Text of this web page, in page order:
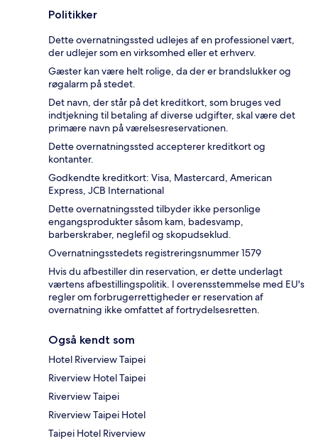
Politikker
Dette overnatningssted udlejes af en professionel vært,
der udlejer som en virksomhed eller et erhverv.
Gæster kan være helt rolige, da der er brandslukker og
røgalarm på stedet.
Det navn, der står på det kreditkort, som bruges ved
indtjekning til betaling af diverse udgifter, skal være det
primære navn på værelsesreservationen.
Dette overnatningssted accepterer kreditkort og
kontanter.
Godkendte kreditkort: Visa, Mastercard, American
Express, JCB International
Dette overnatningssted tilbyder ikke personlige
engangsprodukter såsom kam, badesvamp,
barberskraber, neglefil og skopudseklud.
Overnatningsstedets registreringsnummer 1579
Hvis du afbestiller din reservation, er dette underlagt
værtens afbestillingspolitik. I overensstemmelse med EU's
regler om forbrugerrettigheder er reservation af
overnatning ikke omfattet af fortrydelsesretten.
Også kendt som
Hotel Riverview Taipei
Riverview Hotel Taipei
Riverview Taipei
Riverview Taipei Hotel
Taipei Hotel Riverview